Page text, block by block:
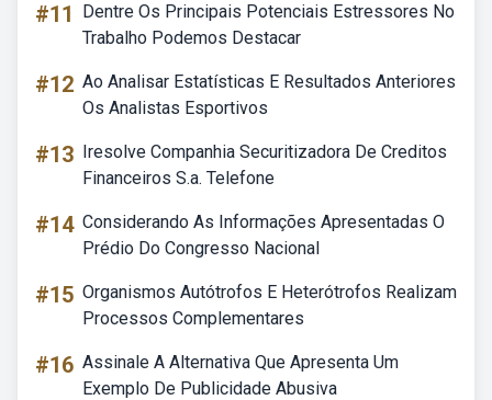
#11
Dentre Os Principais Potenciais Estressores No
Trabalho Podemos Destacar
#12 Ao Analisar Estatísticas E Resultados Anteriores
Os Analistas Esportivos
#13 Iresolve Companhia Securitizadora De Creditos
Financeiros S.a. Telefone
#14 Considerando As Informações Apresentadas O
Prédio Do Congresso Nacional
#15 Organismos Autótrofos E Heterótrofos Realizam
Processos Complementares
#16 Assinale A Alternativa Que Apresenta Um
Exemplo De Publicidade Abusiva